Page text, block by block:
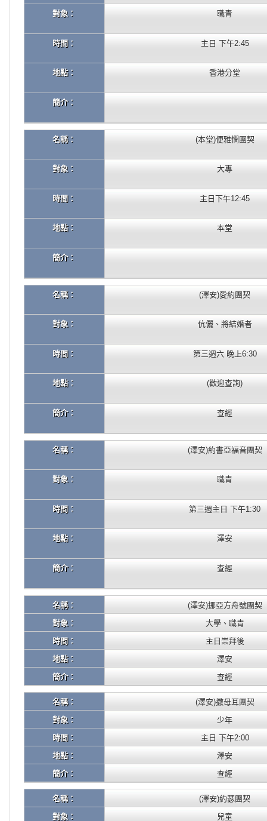
對象： 職青
時間： 主日 下午2:45
地點： 香港分堂
簡介：
名稱： (本堂)便雅憫團契
對象： 大專
時間： 主日下午12:45
地點： 本堂
簡介：
名稱： (澤安)愛約團契
對象： 伉儷、將結婚者
時間： 第三週六 晚上6:30
地點： (歡迎查詢)
簡介： 查經
名稱： (澤安)約書亞福音團契
對象： 職青
時間： 第三週主日 下午1:30
地點： 澤安
簡介： 查經
名稱：
(澤安)挪亞方舟號團契
對象：
大學、職青
時間：
主日崇拜後
地點：
澤安
簡介：
查經
名稱：
(澤安)撒母耳團契
對象：
少年
時間：
主日 下午2:00
地點：
澤安
簡介：
查經
名稱：
(澤安)約瑟團契
對象：
兒童